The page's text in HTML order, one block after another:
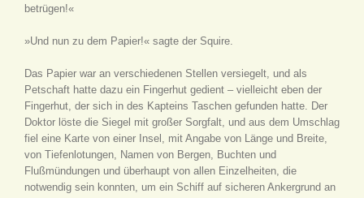
betrügen!«
»Und nun zu dem Papier!« sagte der Squire.
Das Papier war an verschiedenen Stellen versiegelt, und als
Petschaft hatte dazu ein Fingerhut gedient – vielleicht eben der
Fingerhut, der sich in des Kapteins Taschen gefunden hatte. Der
Doktor löste die Siegel mit großer Sorgfalt, und aus dem Umschlag
fiel eine Karte von einer Insel, mit Angabe von Länge und Breite,
von Tiefenlotungen, Namen von Bergen, Buchten und
Flußmündungen und überhaupt von allen Einzelheiten, die
notwendig sein konnten, um ein Schiff auf sicheren Ankergrund an